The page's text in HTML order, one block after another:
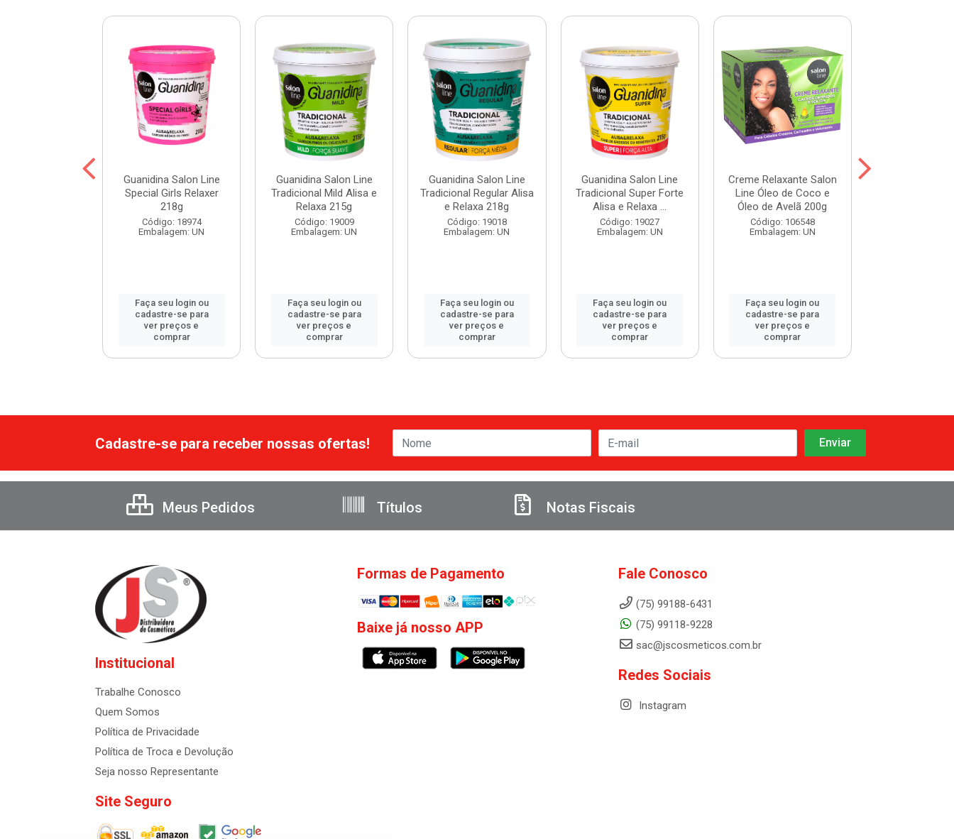
Guanidina Salon Line
Special Girls Relaxer
218g
Código: 18974
Embalagem: UN
Faça seu login ou
cadastre-se para
ver preços e
comprar
Guanidina Salon Line
Tradicional Mild Alisa e
Relaxa 215g
Código: 19009
Embalagem: UN
Faça seu login ou
cadastre-se para
ver preços e
comprar
Guanidina Salon Line
Tradicional Regular Alisa
e Relaxa 218g
Código: 19018
Embalagem: UN
Faça seu login ou
cadastre-se para
ver preços e
comprar
Guanidina Salon Line
Tradicional Super Forte
Alisa e Relaxa ...
Código: 19027
Embalagem: UN
Faça seu login ou
cadastre-se para
ver preços e
comprar
Creme Relaxante Salon
Line Óleo de Coco e
Óleo de Avelã 200g
Código: 106548
Embalagem: UN
Faça seu login ou
cadastre-se para
ver preços e
comprar
Cadastre-se para receber nossas ofertas!
Meus Pedidos Títulos Notas Fiscais
Institucional
Trabalhe Conosco
Quem Somos
Política de Privacidade
Política de Troca e Devolução
Seja nosso Representante
Site Seguro
Formas de Pagamento
Baixe já nosso APP
Fale Conosco
(75) 99188-6431
(75) 99118-9228
sac@jscosmeticos.com.br
Redes Sociais
Instagram